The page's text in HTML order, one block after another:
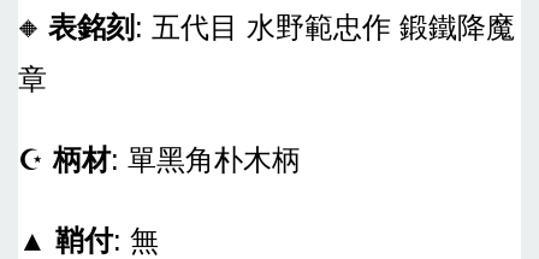
🔶 表銘刻 : 五代目 水野範忠作 鍛鐵降魔
章
☪柄材: 單黑角朴木柄
▲ 鞘付: 無